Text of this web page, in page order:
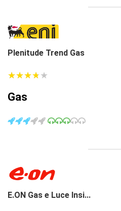
Plenitude Trend Gas
★★★★★
★★★★★
Gas
E.ON Gas e Luce Insi...